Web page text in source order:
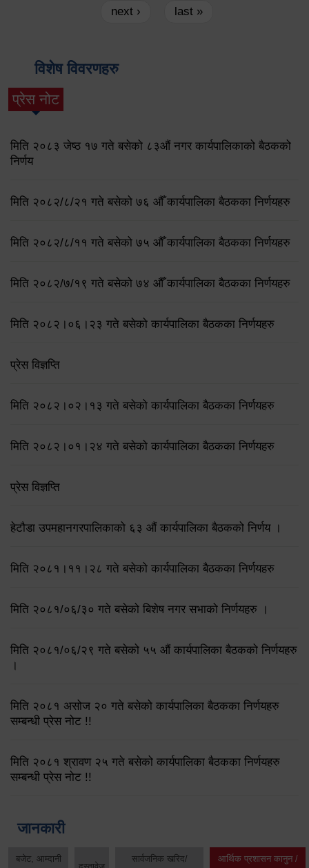
next ›
last »
विशेष विवरणहरु
प्रेस नोट
मिति २०८३ जेष्ठ १७ गते बसेको ८३औं नगर कार्यपालिकाको बैठकको
निर्णय
मिति २०८२/८/२१ गते बसेको ७६ औँ कार्यपालिका बैठकका निर्णयहरु
मिति २०८२/८/११ गते बसेको ७५ औँ कार्यपालिका बैठकका निर्णयहरु
मिति २०८२/७/१९ गते बसेको ७४ औँ कार्यपालिका बैठकका निर्णयहरु
मिति २०८२।०६।२३ गते बसेको कार्यपालिका बैठकका निर्णयहरु
प्रेस विज्ञप्ति
मिति २०८२।०२।१३ गते बसेको कार्यपालिका बैठकका निर्णयहरु
मिति २०८२।०१।२४ गते बसेको कार्यपालिका बैठकका निर्णयहरु
प्रेस विज्ञप्ति
हेटौडा उपमहानगरपालिकाको ६३ औं कार्यपालिका बैठकको निर्णय ।
मिति २०८१।११।२८ गते बसेको कार्यपालिका बैठकका निर्णयहरु
मिति २०८१/०६/३० गते बसेको बिशेष नगर सभाको निर्णयहरु ।
मिति २०८१/०६/२९ गते बसेको ५५ औं कार्यपालिका बैठकको निर्णयहरु
।
मिति २०८१ असोज २० गते बसेको कार्यपालिका बैठकका निर्णयहरु
सम्बन्धी प्रेस नोट !!
मिति २०८१ श्रावण २५ गते बसेको कार्यपालिका बैठकका निर्णयहरु
सम्बन्धी प्रेस नोट !!
जानकारी
बजेट, आम्दानी सार्वजनिक खरिद/ आर्थिक प्रशासन कानुन /